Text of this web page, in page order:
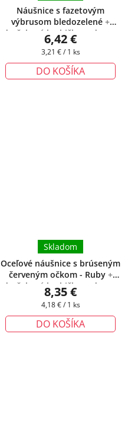
Náušnice s fazetovým
výbrusom bledozelené +
darčeková krabička zadarmo
6,42 €
Jednotková
3,21 € / 1 ks
DO KOŠÍKA
Oceľové náušnice s brúseným
červeným očkom - Ruby +
darčeková krabička zadarmo
Skladom
8,35 €
Jednotková
4,18 € / 1 ks
DO KOŠÍKA